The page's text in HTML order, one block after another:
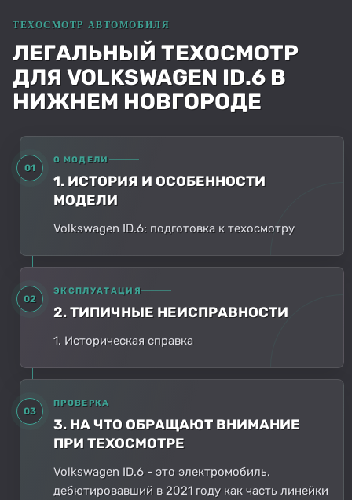
ЛЕГАЛЬНЫЙ ТЕХОСМОТР
ДЛЯ VOLKSWAGEN ID.6 В
НИЖНЕМ НОВГОРОДЕ
01
О МОДЕЛИ
1. ИСТОРИЯ И ОСОБЕННОСТИ
МОДЕЛИ
Volkswagen ID.6: подготовка к техосмотру
02
ЭКСПЛУАТАЦИЯ
2. ТИПИЧНЫЕ НЕИСПРАВНОСТИ
1. Историческая справка
03
ПРОВЕРКА
3. НА ЧТО ОБРАЩАЮТ ВНИМАНИЕ
ПРИ ТЕХОСМОТРЕ
Volkswagen ID.6 - это электромобиль,
дебютировавший в 2021 году как часть линейки